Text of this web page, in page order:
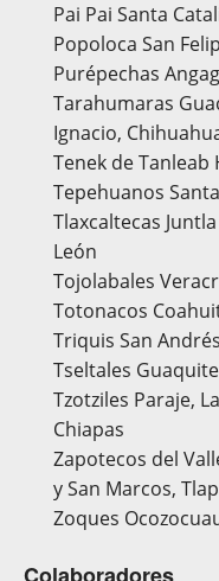
Pai Pai Santa
Popoloca San
Purépechas
Tarahumaras
Ignacio,
Tenek de
Tepehuanos
Tlaxcaltecas
León
Tojolabales
Totonacos
Triquis San
Tseltales
Tzotziles Paraje,
Chiapas
Zapotecos del
y San Marcos,
Zoques